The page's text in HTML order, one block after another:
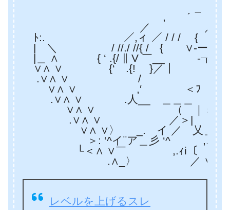
_ -─＝
, ´ ＼＝
／ ／! .､＼
ﾄ:. ／,ィ ／ / / / { ヽ ∨
| ＼ / //./ //{ / { ∨-ー- ∨
|＿ ∧ { ‘ .{/ ∥ V ￣__ -┰‐
∨∧ ∨ {‘ .{! }／┃ .┃
.∨∧ ∨ / |
∨∧ ∨ ,′ ＜ﾌ | }
.∨∧ ∨ .人__ ＿＿＿ イ|
∨∧ ∨ （ ｜ミｚｚ彡ｲ}
.∨∧ ∨ ／＞| { /.
∨∧ ∨〉 _. イ ／ 乂＿≧＝
＞: ‘^イ¨ア＿彡 ‘^ ,.
└＜∧ ∨￣ ,.ｨi〔 .／ ＼ ﾆマ
.∧_〉 ／ ∨／
レベルを上げるスレ